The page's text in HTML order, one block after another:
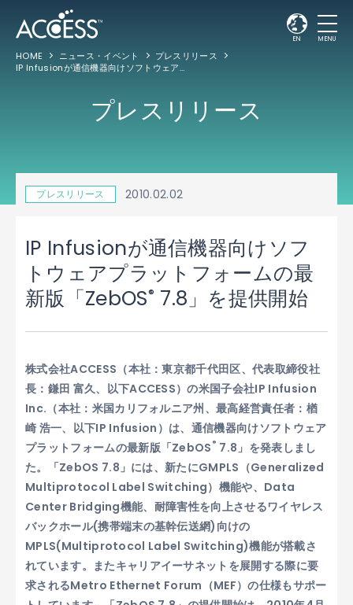
EN MENU
HOME ニュース・イベント
プレスリリース
IP Infusionが通信機器向けソフトウェアプラットフォームの最新版「ZebOS
プレスリリース
プレスリリース 2010.02.02
IP Infusionが通信機器向けソフ
トウェアプラットフォームの最
新版「ZebOS® 7.8」を提供開始
株式会社ACCESS（本社：東京都千代田区、代表取締役社
長：鎌田 富久、以下ACCESS）の米国子会社IP Infusion
Inc.（本社：米国カリフォルニア州、最高経営責任者：楢
崎 浩一、以下IP Infusion）は、通信機器向けソフトウェア
プラットフォームの最新版「ZebOS ® 7.8」を発表しまし
た。「ZebOS 7.8」には、新たにGMPLS（Generalized
Multiprotocol Label Switching）機能や、Data
Center Bridging機能、耐障害性を向上させるワイヤレス
バックホール(携帯端末の基幹伝送網)向けの
MPLS(Multiprotocol Label Switching)機能が搭載さ
れています。またキャリアイーサネットを展開する際に要
求されるMetro Ethernet Forum（MEF）の仕様もサポー